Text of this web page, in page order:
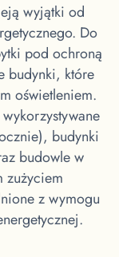
wyjątki od
Do
pod ochroną
budynki, które
oświetleniem.
budynki
budowle w
zużyciem
z wymogu